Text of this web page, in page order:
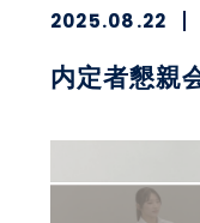
2025.08.22
内定者懇親